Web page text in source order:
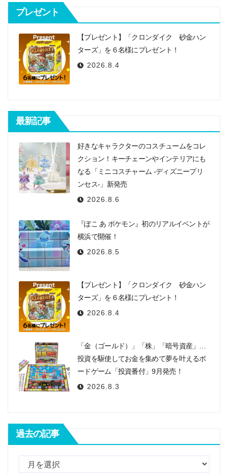
シ
ョ
ン
プレゼント
【プレゼント】「クロンダイク 砂金ハン
ターズ」を６名様にプレゼント！
2026.8.4
最新記事
好きなキャラクターのコスチュームをコレ
クション！キーチェーンやインテリアにも
なる「ミニコスチャーム -ディズニープリ
ンセス-」新発売
2026.8.6
『ぽこ あ ポケモン』初のリアルイベントが
横浜で開催！
2026.8.5
【プレゼント】「クロンダイク 砂金ハン
ターズ」を６名様にプレゼント！
2026.8.4
「金（ゴールド）」「株」「暗号資産」…
投資を駆使してお金を集めて夢を叶えるボ
ードゲーム「投資番付」9月発売！
2026.8.3
過去の記事